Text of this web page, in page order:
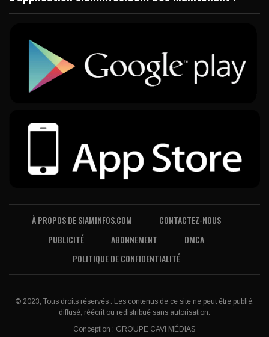
À PROPOS DE SIAMINFOS.COM
CONTACTEZ-NOUS
PUBLICITÉ
ABONNEMENT
DMCA
POLITIQUE DE CONFIDENTIALITÉ
© 2023, Tous droits réservés . Les contenus de ce site ne peut être publié,
diffusé, réécrit ou redistribué sans autorisation.
Conception : GROUPE CAVI MÉDIAS